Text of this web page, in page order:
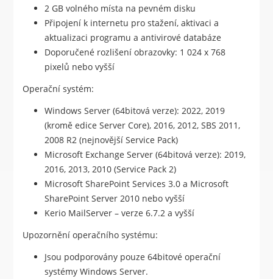
2 GB volného místa na pevném disku
Připojení k internetu pro stažení, aktivaci a
aktualizaci programu a antivirové databáze
Doporučené rozlišení obrazovky: 1 024 x 768
pixelů nebo vyšší
Operační systém:
Windows Server (64bitová verze): 2022, 2019
(kromě edice Server Core), 2016, 2012, SBS 2011,
2008 R2 (nejnovější Service Pack)
Microsoft Exchange Server (64bitová verze): 2019,
2016, 2013, 2010 (Service Pack 2)
Microsoft SharePoint Services 3.0 a Microsoft
SharePoint Server 2010 nebo vyšší
Kerio MailServer – verze 6.7.2 a vyšší
Upozornění operačního systému:
Jsou podporovány pouze 64bitové operační
systémy Windows Server.